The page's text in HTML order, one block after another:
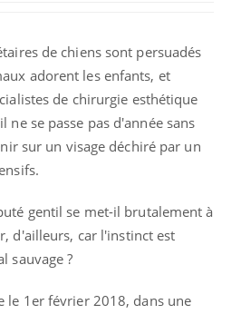
de chiens sont persuadés
adorent les enfants, et
de chirurgie esthétique
se passe pas d'année sans
sur un visage déchiré par un
gentil se met-il brutalement à
d'ailleurs, car l'instinct est
sauvage ?
le 1er février 2018, dans une